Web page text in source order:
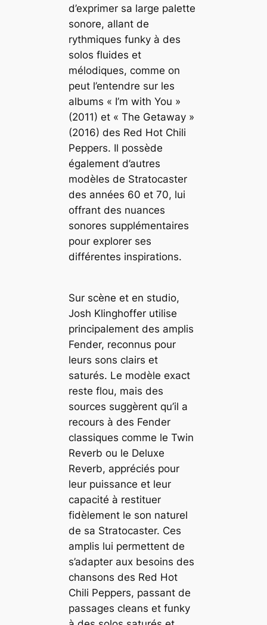
d’exprimer sa large palette
sonore, allant de
rythmiques funky à des
solos fluides et
mélodiques, comme on
peut l’entendre sur les
albums « I’m with You »
(2011) et « The Getaway »
(2016) des Red Hot Chili
Peppers. Il possède
également d’autres
modèles de Stratocaster
des années 60 et 70, lui
offrant des nuances
sonores supplémentaires
pour explorer ses
différentes inspirations.
Sur scène et en studio,
Josh Klinghoffer utilise
principalement des amplis
Fender, reconnus pour
leurs sons clairs et
saturés. Le modèle exact
reste flou, mais des
sources suggèrent qu’il a
recours à des Fender
classiques comme le Twin
Reverb ou le Deluxe
Reverb, appréciés pour
leur puissance et leur
capacité à restituer
fidèlement le son naturel
de sa Stratocaster. Ces
amplis lui permettent de
s’adapter aux besoins des
chansons des Red Hot
Chili Peppers, passant de
passages cleans et funky